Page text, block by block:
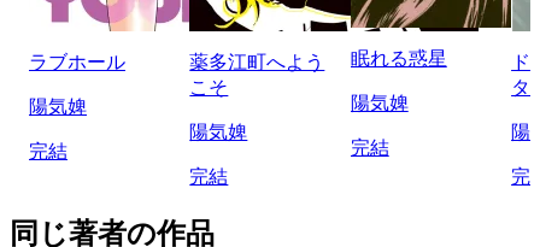
ラブホール
陽気婢
完結
薬多江町へよう
こそ
陽気婢
完結
眠れる惑星
陽気婢
完結
ド
タ
陽
完
同じ著者の作品